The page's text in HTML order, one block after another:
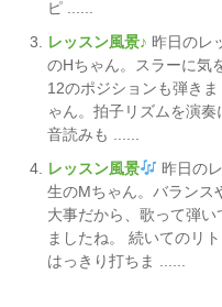
ピ ......
レッスン風景♪ 昨日のレ
のHちゃん。スラーに気
12のポジションも弾き
ゃん。拍子リズムを演
音読みも ......
レッスン風景
昨日の
生のMちゃん。バランス
大事だから、歌って弾
ましたね。 続いてのリ
はっきり打ちま ......